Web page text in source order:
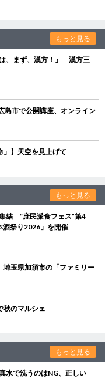
もっと見る
、まず、漢方！』 漢方三
市で公開講座、オンライン
」】天空を見上げて
もっと見る
結 “庶民派食フェス”第4
酒祭り2026」を開催
玉県加須市の「ファミリー
秋のマルシェ
もっと見る
水で洗うのはNG、正しい